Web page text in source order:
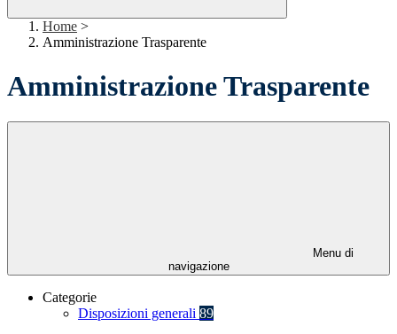
Home >
Amministrazione Trasparente
Amministrazione Trasparente
Menu di
navigazione
Categorie
Disposizioni generali 89